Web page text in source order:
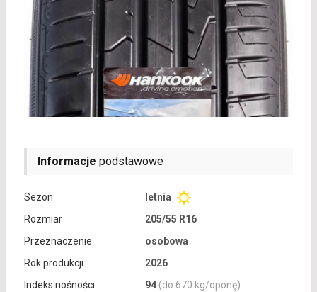
Informacje podstawowe
Sezon
letnia
Rozmiar
205/55 R16
Przeznaczenie
osobowa
Rok produkcji
2026
Indeks nośności
94 (do 670 kg/oponę)